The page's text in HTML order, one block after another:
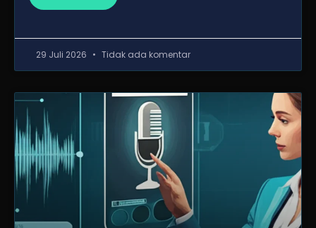
29 Juli 2026 Tidak ada komentar